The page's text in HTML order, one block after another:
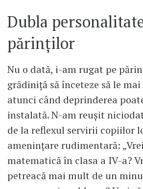
Dubla
părinților
Nu o dată, i-am rugat pe
grădiniță să înceteze să le
atunci când deprinderea
instalată. N-am reușit
de la reflexul servirii copiilor
amenințare rudimentară:
matematică în clasa a IV-a?
petreacă mai mult de un